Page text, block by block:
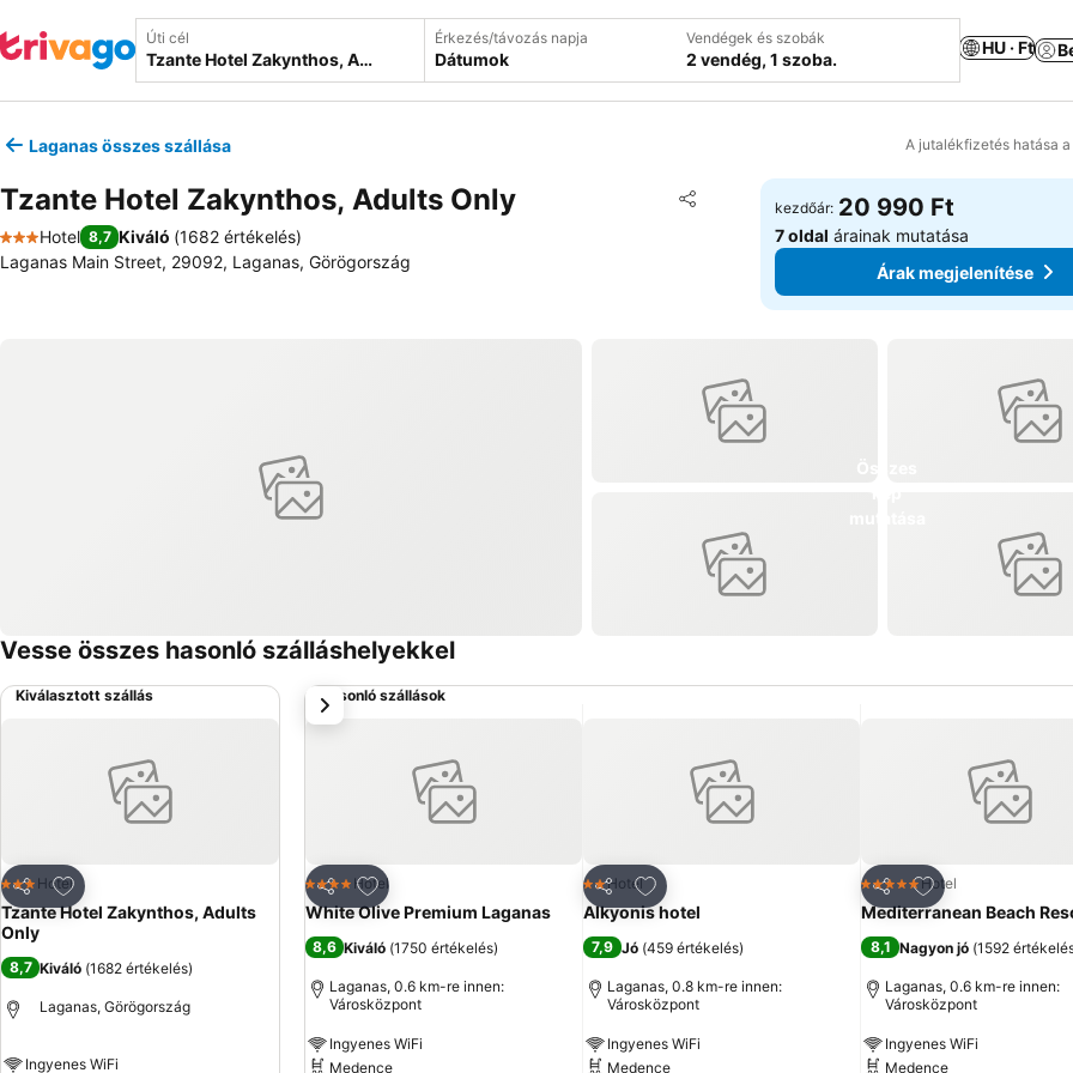
Úti cél Érkezés/távozás napja
Dátumok
Vendégek és szobák
2 vendég, 1 szoba.
HU · Ft
Laganas összes szállása A jutalékfizetés hatása
Tzante Hotel Zakynthos, Adults Only Megosztás
Hozzáadás a kedvencekhez
3 Kategória
Hotel 8,7 Kiváló (1682 értékelés)
Laganas Main Street, 29092, Laganas, Görögország
kezdőár: 20 990 Ft
7 oldal árainak mutatása
Árak megjelenítése
Vesse összes hasonló szálláshelyekkel
Kiválasztott szállás
Megosztás
Hozzáadás a kedvencekhez
3 Kategória
Hotel
Tzante Hotel Zakynthos, Adults
Only
8,7 Kiváló (1682 értékelés)
Laganas, Görögország
Ingyenes WiFi
Hasonló szállások
Megosztás
Hozzáadás a kedvencekhez
4 Kategória
Hotel
White Olive Premium Laganas
8,6 Kiváló (1750 értékelés)
Laganas, 0.6 km-re innen:
Városközpont
Ingyenes WiFi
Medence
Megosztás
Hozzáadás a kedvencekhez
2 Kategória
Hotel
Alkyonis hotel
7,9 Jó (459 értékelés)
Laganas, 0.8 km-re innen:
Városközpont
Ingyenes WiFi
Medence
Megosztás
Hozzáadás a
5 KategóriaHotel
Mediterranean Beach
8,1 Nagyon jó (1592
Laganas, 0.6 km-re innen:
Városközpont
Ingyenes WiFi
Medence
következő